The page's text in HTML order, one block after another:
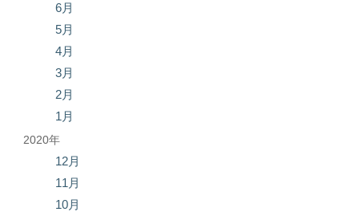
6月
5月
4月
3月
2月
1月
2020年
12月
11月
10月